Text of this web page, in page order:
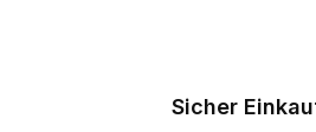
Sicher